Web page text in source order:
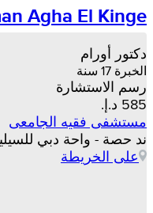
Agha El Kinge
دكتور أورام
الخبرة 17 سنة
رسم الاستشارة
مستشفى فقيه الجامعى
ند حصة - واحة دبي
على الخريطة